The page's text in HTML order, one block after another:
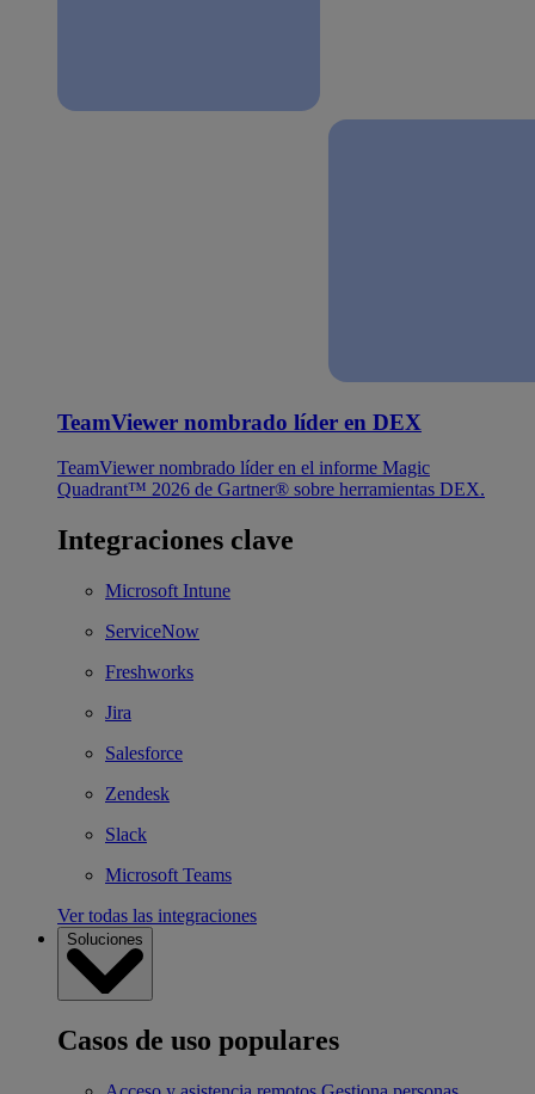
TeamViewer nombrado líder en DEX
TeamViewer nombrado líder en el informe Magic
Quadrant™ 2026 de Gartner® sobre herramientas DEX.
Integraciones clave
Microsoft Intune
ServiceNow
Freshworks
Jira
Salesforce
Zendesk
Slack
Microsoft Teams
Ver todas las integraciones
Soluciones
Casos de uso populares